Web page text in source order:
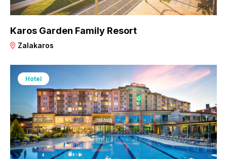
Karos Garden Family Resort
Zalakaros
Hotel